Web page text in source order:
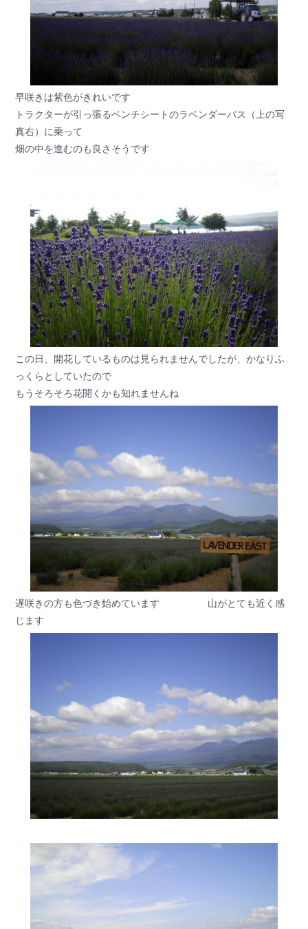
早咲きは紫色がきれいです
トラクターが引っ張るベンチシートのラベンダーバス（上の写
真右）に乗って
畑の中を進むのも良さそうです
この日、開花しているものは見られませんでしたが、かなりふ
っくらとしていたので
もうそろそろ花開くかも知れませんね
遅咲きの方も色づき始めています 山がとても近く感
じます